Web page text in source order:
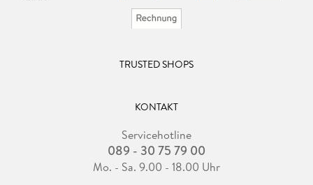
TRUSTED SHOPS
KONTAKT
Servicehotline
089 - 30 75 79 00
Mo. - Sa. 9.00 - 18.00 Uhr